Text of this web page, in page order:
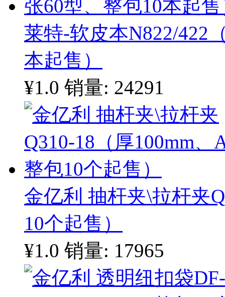
莱特-软皮本N822/422
本起售）
¥1.0 销量: 24291
金亿利 抽杆夹\拉杆夹
10个起售）
¥1.0 销量: 17965